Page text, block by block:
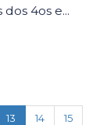
4os e...
13 (current)
14
15